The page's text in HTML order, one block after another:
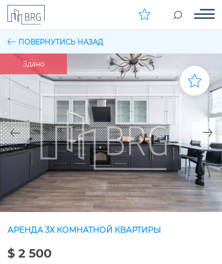
ПОВЕРНУТИСЬ НАЗАД
Здано
АРЕНДА 3Х КОМНАТНОЙ КВАРТИРЫ
$ 2 500